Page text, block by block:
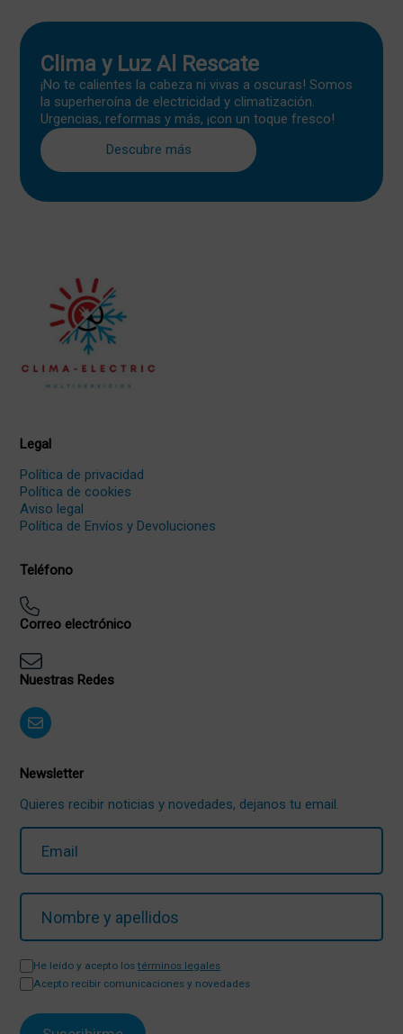
Clima y Luz Al Rescate
¡No te calientes la cabeza ni vivas a oscuras! Somos
la superheroína de electricidad y climatización.
Urgencias, reformas y más, ¡con un toque fresco!
Descubre más
Legal
Política de privacidad
Política de cookies
Aviso legal
Política de Envíos y Devoluciones
Teléfono
Correo electrónico
Nuestras Redes
Newsletter
Quieres recibir noticias y novedades, dejanos tu email.
He leído y acepto los términos legales
Acepto recibir comunicaciones y novedades